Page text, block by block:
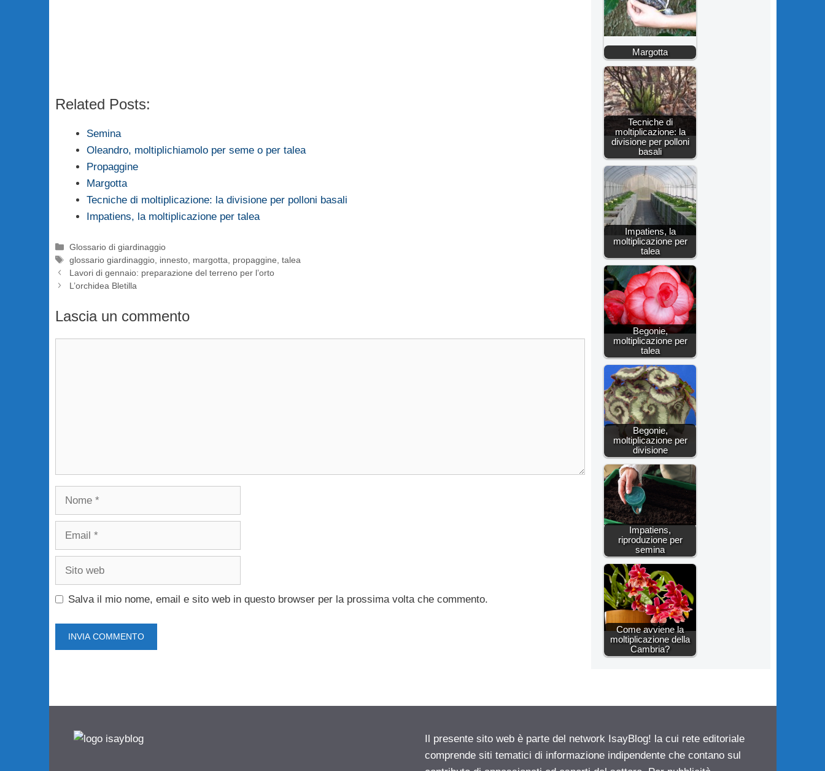
Related Posts:
Semina
Oleandro, moltiplichiamolo per seme o per talea
Propaggine
Margotta
Tecniche di moltiplicazione: la divisione per polloni basali
Impatiens, la moltiplicazione per talea
Categorie
Glossario di giardinaggio
Tag
glossario giardinaggio, innesto, margotta propaggine talea
Lavori di gennaio: preparazione del terreno per l’orto
L’orchidea Bletilla
Lascia un commento
Nome
Email
Sito
Salva il mio nome, email e sito web in questo browser per la prossima volta che commento.
Margotta
Tecniche di
moltiplicazione: la
divisione per polloni
basali
Impatiens, la
moltiplicazione per
talea
Begonie,
moltiplicazione per
talea
Begonie,
moltiplicazione per
divisione
Impatiens,
riproduzione per
semina
Come avviene la
moltiplicazione della
Cambria?
Il presente sito web è parte del network IsayBlog! la cui rete editoriale
comprende siti tematici di informazione indipendente che contano sul